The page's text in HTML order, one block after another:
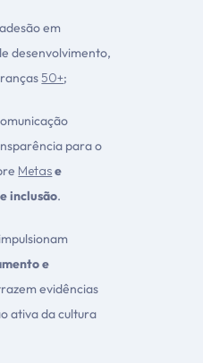
em
desenvolvimento,
50+;
para o
Metase
inclusão.
e
evidências
ativa da cultura